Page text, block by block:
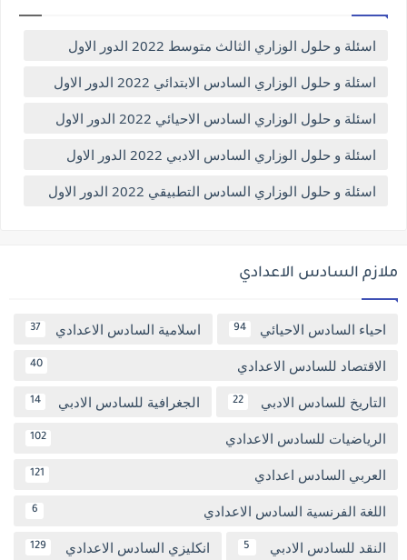
اسئلة و حلول الوزاري الثالث متوسط 2022 الدور الاول
اسئلة و حلول الوزاري السادس الابتدائي 2022 الدور الاول
اسئلة و حلول الوزاري السادس الاحيائي 2022 الدور الاول
اسئلة و حلول الوزاري السادس الادبي 2022 الدور الاول
اسئلة و حلول الوزاري السادس التطبيقي 2022 الدور الاول
ملازم السادس الاعدادي
احياء السادس الاحيائي 94 اسلامية السادس الاعدادي 37
الاقتصاد للسادس الاعدادي 40
التاريخ للسادس الادبي 22 الجغرافية للسادس الادبي 14
الرياضيات للسادس الاعدادي 102
العربي السادس اعدادي 121
اللغة الفرنسية السادس الاعدادي 6
النقد للسادس الادبي 5 انكليزي السادس الاعدادي 129